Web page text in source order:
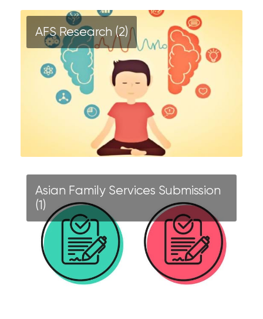
AFS Research (2)
Asian Family Services Submission
(1)